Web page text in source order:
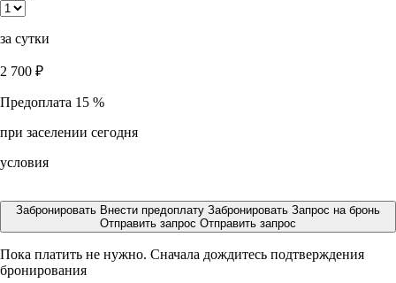
за сутки
2 700 ₽
Предоплата 15 %
при заселении сегодня
условия
Забронировать Внести предоплату Забронировать Запрос на бронь
Отправить запрос Отправить запрос
Пока платить не нужно. Сначала дождитесь подтверждения
бронирования